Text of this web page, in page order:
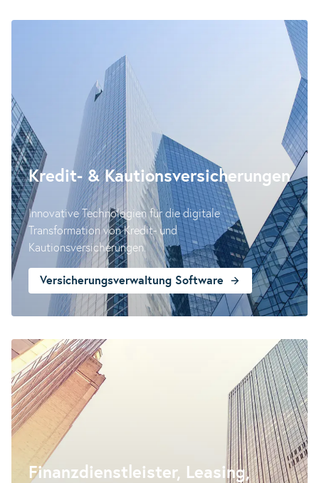
Kredit- & Kautions­versicherungen
Innovative Technologien für die digitale
Transformation von Kredit- und
Kautionsversicherungen.
Versicherungsverwaltung Software
Finanzdienstleister, Leasing,